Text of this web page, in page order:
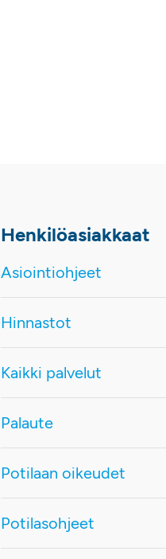
Henkilöasiakkaat
Asiointiohjeet
Hinnastot
Kaikki palvelut
Palaute
Potilaan oikeudet
Potilasohjeet